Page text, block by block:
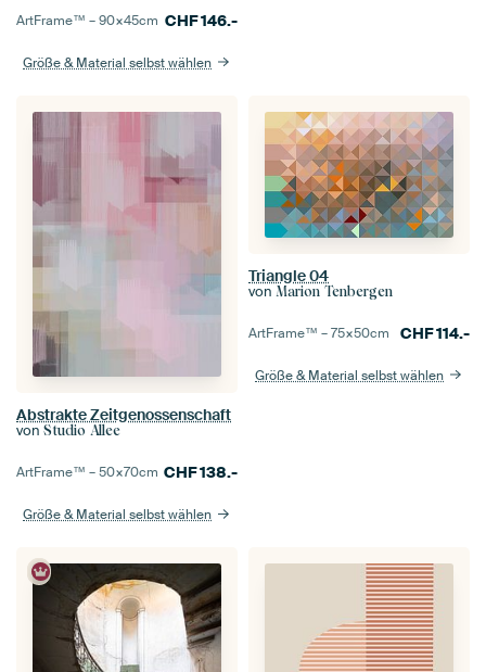
ArtFrame™ –90×45cm CHF146.-
Größe & Material selbst wählen
Abstrakte Zeitgenossenschaft
von Studio Allee
ArtFrame™ –50×70cm CHF138.-
Größe & Material selbst wählen
Triangle 04
von Marion Tenbergen
ArtFrame™ –75×50cm CHF114.-
Größe & Material selbst wählen